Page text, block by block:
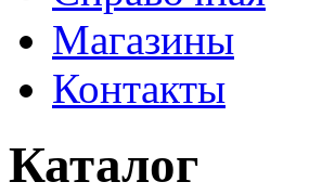
Магазины
Контакты
Каталог